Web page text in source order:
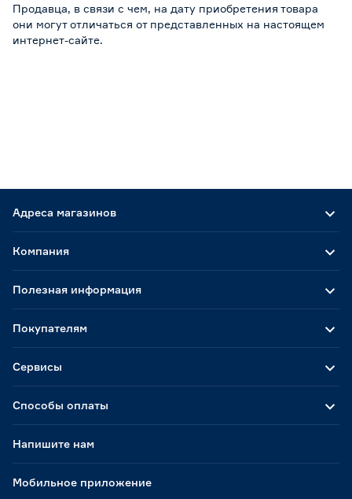
Продавца, в связи с чем, на дату приобретения товара
они могут отличаться от представленных на настоящем
интернет-сайте.
Адреса магазинов
Способы оплаты
Мобильное приложение
Компания
Полезная информация
Покупателям
Сервисы
Напишите нам